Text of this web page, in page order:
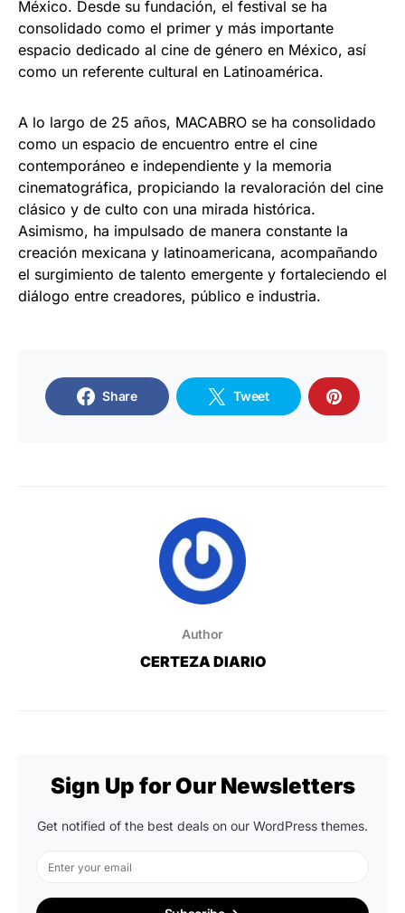
México. Desde su fundación, el festival se ha
consolidado como el primer y más importante
espacio dedicado al cine de género en México, así
como un referente cultural en Latinoamérica.
A lo largo de 25 años, MACABRO se ha consolidado
como un espacio de encuentro entre el cine
contemporáneo e independiente y la memoria
cinematográfica, propiciando la revaloración del cine
clásico y de culto con una mirada histórica.
Asimismo, ha impulsado de manera constante la
creación mexicana y latinoamericana, acompañando
el surgimiento de talento emergente y fortaleciendo el
diálogo entre creadores, público e industria.
Share Tweet
Author
CERTEZA DIARIO
Sign Up for Our Newsletters
Get notified of the best deals on our WordPress themes.